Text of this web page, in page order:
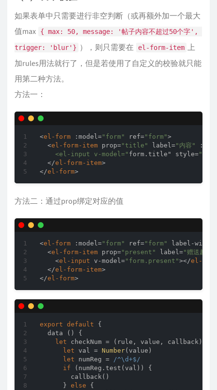
如果表单中只需要进行非空判断（或再额外加一个最大
值max
{ max: 50, message: '帖子内容不超过50个字',
trigger: 'blur'} ），则只需要在 el-form-item 上
加rules用法就行了，但是若使用了自定义的校验就只能
用第二种方法。
方法一：
<el-form :model="form" ref="form">
<el-form-item prop="title" label="内容"
    <el-input v-model="
form.title " style=
</el-form-item>
</el-form>
方法二：通过prop绑定对应的值
<el-form :model ="form" ref="form" label-width
<el-form-item prop="present" label ="赠送趣豆"
<el-input v-model ="form.present"></el-
</el-form-item>
</el-form>
export default {
  data () {
let checkNum = ( rule, value, callback ) =>
let val = Number(value)
let numReg = /^\d+$/
if (numReg.test(val)) {
        callback()
      }
else {